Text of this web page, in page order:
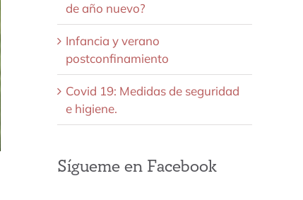
de año nuevo?
Infancia y verano
postconfinamiento
Covid 19: Medidas de seguridad
e higiene.
Sígueme en Facebook